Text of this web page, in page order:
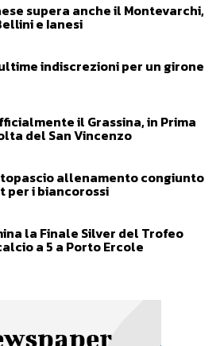
supera anche il Montevarchi,
e Ianesi
indiscrezioni per un girone
il Grassina, in Prima
del San Vincenzo
allenamento congiunto
per i biancorossi
la Finale Silver del Trofeo
a 5 a Porto Ercole